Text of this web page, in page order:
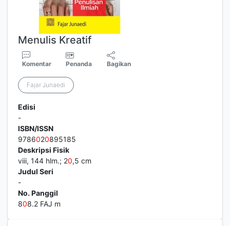
Menulis Kreatif
Komentar Penanda Bagikan
Fajar Junaedi
Edisi
-
ISBN/ISSN
9786020895185
Deskripsi Fisik
viii, 144 hlm.; 20,5 cm
Judul Seri
-
No. Panggil
808.2 FAJ m